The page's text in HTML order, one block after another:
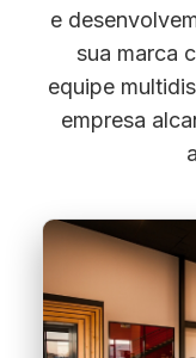
e
sua marca
equipe
empresa